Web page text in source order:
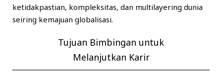
ketidakpastian, kompleksitas, dan multilayering dunia
seiring kemajuan globalisasi.
Tujuan Bimbingan untuk
Melanjutkan Karir